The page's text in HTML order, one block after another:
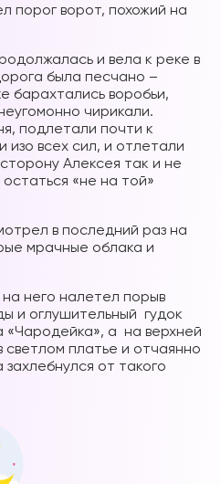
порог ворот, похожий на
и вела к реке в
была песчано –
барахтались воробьи,
чирикали.
подлетали почти к
изо всех сил, и отлетали
Алексея так и не
«не на той»
в последний раз на
мрачные облака и
него налетел порыв
и оглушительный гудок
а на верхней
платье и отчаянно
от такого